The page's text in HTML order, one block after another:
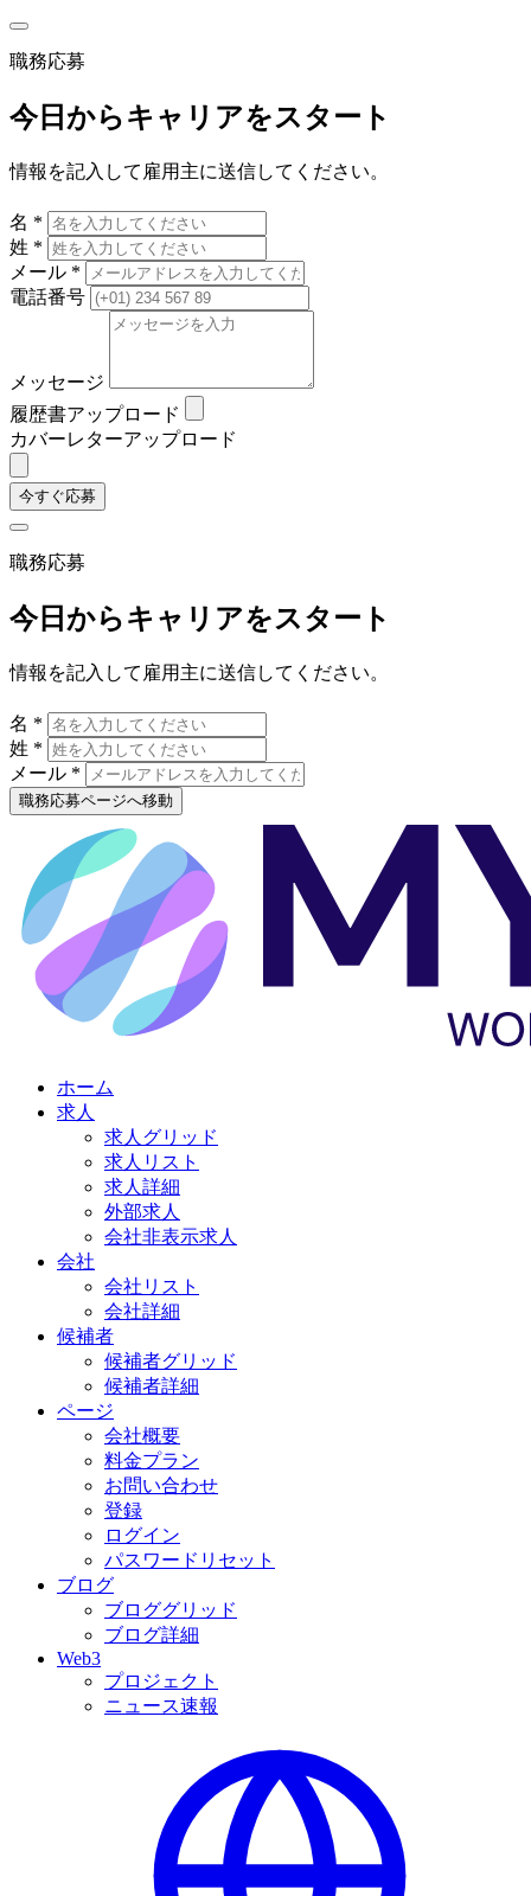
職務応募
今日からキャリアをスタート
情報を記入して雇用主に送信してください。
名 *
姓 *
メール *
電話番号
メッセージ
履歴書アップロード
カバーレターアップロード
今すぐ応募
職務応募
今日からキャリアをスタート
情報を記入して雇用主に送信してください。
名 *
姓 *
メール *
職務応募ページへ移動
ホーム
求人
求人グリッド
求人リスト
求人詳細
外部求人
会社非表示求人
会社
会社リスト
会社詳細
候補者
候補者グリッド
候補者詳細
ページ
会社概要
料金プラン
お問い合わせ
登録
ログイン
パスワードリセット
ブログ
ブロググリッド
ブログ詳細
Web3
プロジェクト
ニュース速報